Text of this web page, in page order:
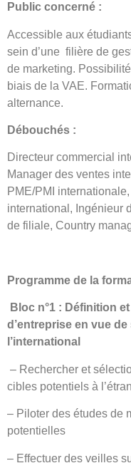
Public concerné :
Accessible aux
sein d’une filière de
de marketing.
biais de la VAE.
alternance.
Débouchés :
Directeur commercial
Manager des ventes
PME/PMI
international, Ingénieur
de filiale, Country
Programme de la
Bloc n°1 : Définition
d’entreprise en vue
l’international
– Rechercher et
cibles potentiels à
– Piloter des études de
potentielles
– Effectuer des veilles